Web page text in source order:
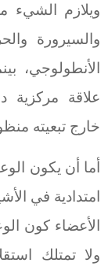
ويلازم الشيء
والسيرورة
الأنطولوجي،
علاقة مركزية
خارج تبعيته
أما أن يكون
امتدادية في
الأعضاء كون
ولا تمتلك